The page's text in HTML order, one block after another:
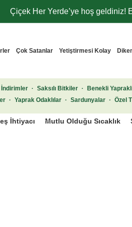
Çiçek Her Yerde’ye hoş geldiniz!
Çok Satanlar Yetiştirmesi Kolay
İndirimler · Saksılı Bitkiler · Benekli
· Yaprak Odaklılar · Sardunyalar · Özel
İhtiyacı Mutlu Olduğu Sıcaklık